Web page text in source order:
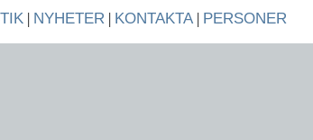
| NYHETER| KONTAKTA| PERSONER